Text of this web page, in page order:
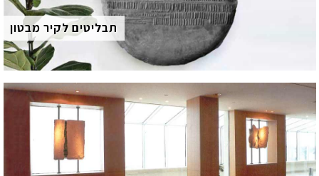
תבליטים לקיר מבטון